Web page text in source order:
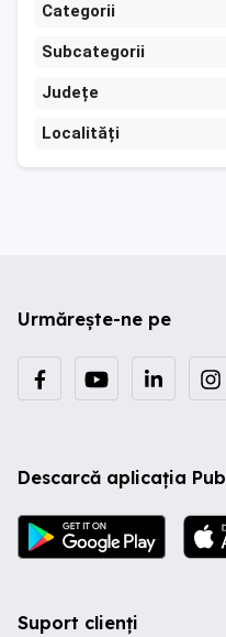
Categorii
Subcategorii
Județe
Localități
Urmărește-ne pe
Descarcă aplicația
Suport clienți